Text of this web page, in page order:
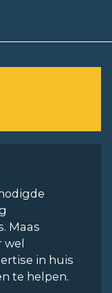
Maas
in huis
te helpen.